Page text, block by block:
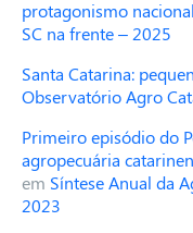
protagonismo
SC na frente – 2025
Santa Catarina:
Observatório Agro
Primeiro episódio do
agropecuária
em Síntese Anual da
2023